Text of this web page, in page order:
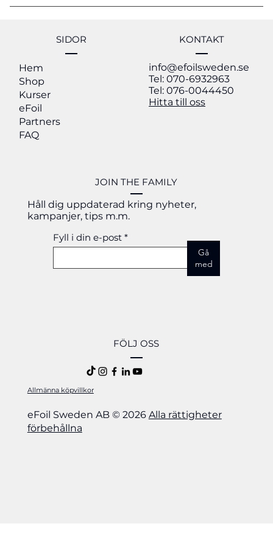
JOIN THE FAMILY
Håll dig uppdaterad kring nyheter,
kampanjer, tips m.m.
Fyll i din e-post
Gå
med
SIDOR
Hem
Shop
Kurser
eFoil
Partners
FAQ
KONTAKT
info@efoilsweden.se
Tel: 070-6932963
Tel: 076-0044450
Hitta till oss
FÖLJ OSS
Allmänna köpvillkor
eFoil Sweden AB © 2026 Alla rättigheter
förbehållna
man faller säkert Regler på vattnet Hantering av
säkerhetsutrustning rekommenderas alltid.
eFoil Sweden har sedan 2019 fokuserat på att
marknadsledande utrustning, professionell
coaching och kurser på några av Sveriges bästa
platser för eFoiling. Oavsett om du vill: Boka en
eFoil-kurs Prova eFoiling för första gången Köpa en
egen eFoil Lära dig mer om Lift Foils får du
vägledning från erfarna instruktörer med många
års erfarenhet.